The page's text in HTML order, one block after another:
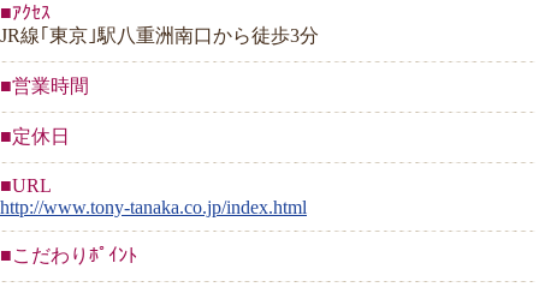
■ｱｸｾｽ
JR線｢東京｣駅八重洲南口から徒歩3分
■営業時間
■定休日
■URL
http://www.tony-tanaka.co.jp/index.html
■こだわりﾎﾟｲﾝﾄ